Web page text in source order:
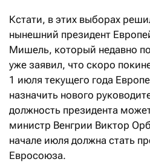
Кстати, в этих выборах
нынешний президент
Мишель, который недавно
уже заявил, что скоро
1 июля текущего года
назначить нового
должность президента
министр Венгрии Виктор
начале июля должна стать
Евросоюза.